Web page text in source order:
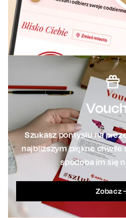
Szukasz pomysłu na
najbliższym piękne chwile
spodoba im się
Zobacz